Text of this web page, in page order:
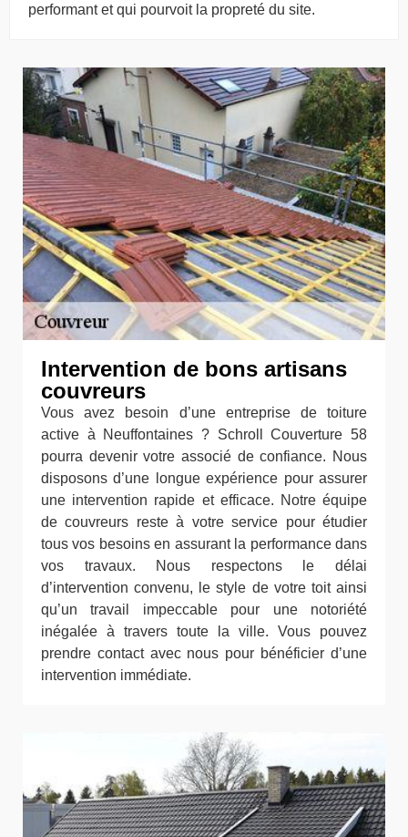
performant et qui pourvoit la propreté du site.
Intervention de bons artisans
couvreurs
Vous avez besoin d’une entreprise de toiture
active à Neuffontaines ? Schroll Couverture 58
pourra devenir votre associé de confiance. Nous
disposons d’une longue expérience pour assurer
une intervention rapide et efficace. Notre équipe
de couvreurs reste à votre service pour étudier
tous vos besoins en assurant la performance dans
vos travaux. Nous respectons le délai
d’intervention convenu, le style de votre toit ainsi
qu’un travail impeccable pour une notoriété
inégalée à travers toute la ville. Vous pouvez
prendre contact avec nous pour bénéficier d’une
intervention immédiate.